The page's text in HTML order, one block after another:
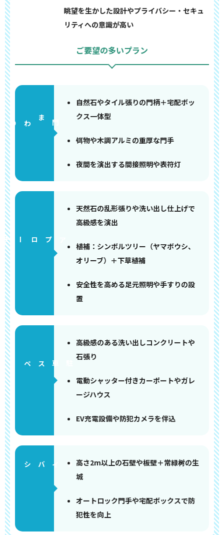
眺望を生かした設計やプライバシー・セキュ
リティへの意識が高い
ご要望の多いプラン
門まわり
自然石やタイル張りの門柄＋宅配ボッ
クス一体型
铒物や木調アルミの重厚な門手
夜間を演出する間接照明や表符灯
アプローチ
天然石の乱形張りや洗い出し仕上げで
高級感を演出
植補：シンボルツリー（ヤマボウシ、
オリーブ）＋下草植補
安全性を高める足元照明や手すりの設
置
高級感のある洗い出しコンクリートや
石張り
電動シャッター付きカーポートやガレ
ージハウス
EV充電設備や防犯カメラを伴込
高さ2m以上の石壁や板壁＋常緑树の生
城
オートロック門手や宅配ボックスで防
犯性を向上